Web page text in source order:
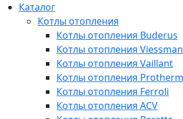
Каталог
Котлы отопления
Котлы отопления Buderus
Котлы отопления
Котлы отопления Vaillant
Котлы отопления Protherm
Котлы отопления Ferroli
Котлы отопления ACV